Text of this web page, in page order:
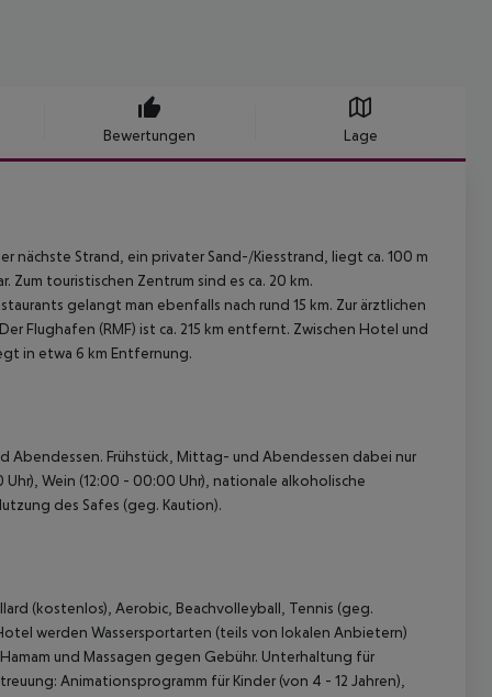
Bewertungen Lage
nächste Strand, ein privater Sand-/Kiesstrand, liegt ca. 100 m
touristischen Zentrum sind es ca. 20 km.
gelangt man ebenfalls nach rund 15 km. Zur ärztlichen
Flughafen (RMF) ist ca. 215 km entfernt. Zwischen Hotel und
in etwa 6 km Entfernung.
Abendessen. Frühstück, Mittag- und Abendessen dabei nur
Wein (12:00 - 00:00 Uhr), nationale alkoholische
des Safes (geg. Kaution).
(kostenlos), Aerobic, Beachvolleyball, Tennis (geg.
werden Wassersportarten (teils von lokalen Anbietern)
und Massagen gegen Gebühr. Unterhaltung für
Animationsprogramm für Kinder (von 4 - 12 Jahren),